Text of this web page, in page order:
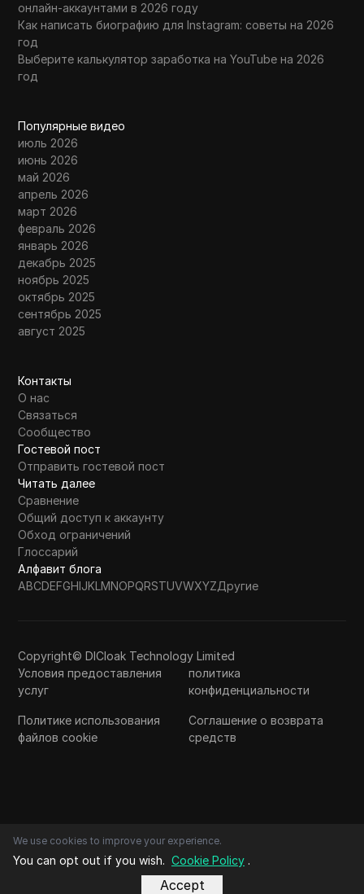
онлайн-аккаунтами в 2026 году
Как написать биографию для Instagram: советы на 2026
год
Выберите калькулятор заработка на YouTube на 2026
год
Популярные видео
июль 2026
июнь 2026
май 2026
апрель 2026
март 2026
февраль 2026
январь 2026
декабрь 2025
ноябрь 2025
октябрь 2025
сентябрь 2025
август 2025
Контакты
О нас
Связаться
Сообщество
Гостевой пост
Отправить гостевой пост
Читать далее
Сравнение
Общий доступ к аккаунту
Обход ограничений
Глоссарий
Алфавит блога
ABCDEFGHIJKLMNOPQRSTUVWXYZДругие
Copyright© DICloak Technology Limited
Условия предоставления
услуг
политика
конфиденциальности
Политике использования
файлов cookie
Соглашение о возврата
средств
We use cookies to improve your experience.
You can opt out if you wish. Cookie Policy .
Accept